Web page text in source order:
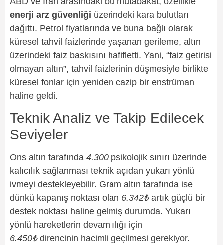
enerji arz güvenliği üzerindeki kara bulutları
dağıttı. Petrol fiyatlarında ve buna bağlı olarak
küresel tahvil faizlerinde yaşanan gerileme, altın
üzerindeki faiz baskısını hafifletti. Yani, “faiz getirisi
olmayan altın”, tahvil faizlerinin düşmesiyle birlikte
küresel fonlar için yeniden cazip bir enstrüman
haline geldi.
Teknik Analiz ve Takip Edilecek
Seviyeler
Ons altın tarafında 4.300 psikolojik sınırı üzerinde
kalıcılık sağlanması teknik açıdan yukarı yönlü
ivmeyi destekleyebilir. Gram altın tarafında ise
dünkü kapanış noktası olan 6.342₺artık güçlü bir
destek noktası haline gelmiş durumda. Yukarı
yönlü hareketlerin devamlılığı için
6.450₺direncinin hacimli geçilmesi gerekiyor.